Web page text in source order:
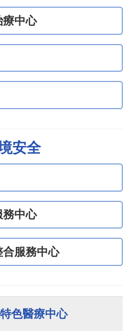
療中心
安全
務中心
服務中心
特色醫療中心